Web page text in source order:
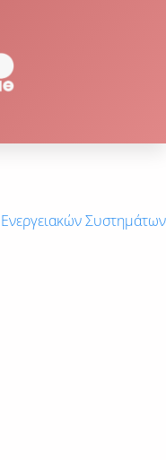
Συστημάτων